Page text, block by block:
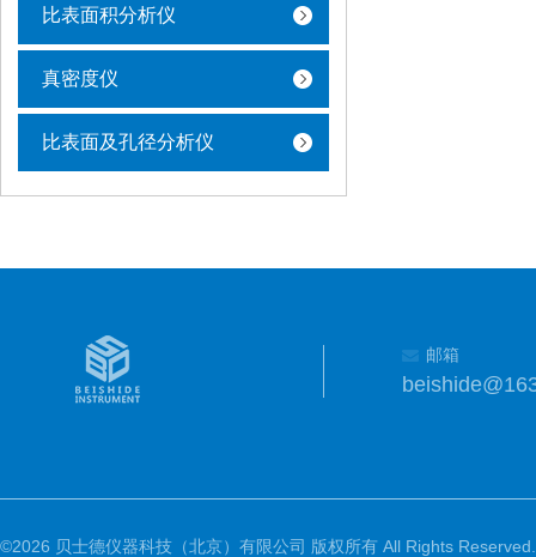
比表面积分析仪
真密度仪
比表面及孔径分析仪
邮箱
©2026 贝士德仪器科技（北京）有限公司 版权所有 All Rights Reserved.